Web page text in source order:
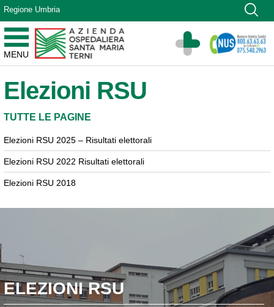
Vai ai contenuti
Vai al menu di navigazione
Vai al footer
Regione Umbria
MENU
Azienda Ospedaliera Santa Maria di Terni
Sito Istituzionale
Elezioni RSU
TUTTE LE PAGINE
Elezioni RSU 2025 – Risultati elettorali
Elezioni RSU 2022 Risultati elettorali
Elezioni RSU 2018
ELEZIONI RSU